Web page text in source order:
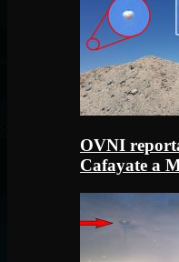
OVNI
Cafayate a